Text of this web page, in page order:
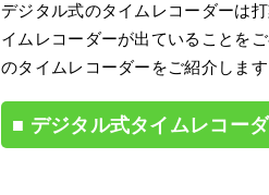
デジタル式のタイムレコーダーは
イムレコーダーが出ていることを
のタイムレコーダーをご紹介しま
デジタル式タイムレコー